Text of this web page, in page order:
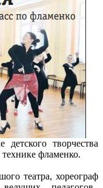
творчества
фламенко.
театра, хореограф